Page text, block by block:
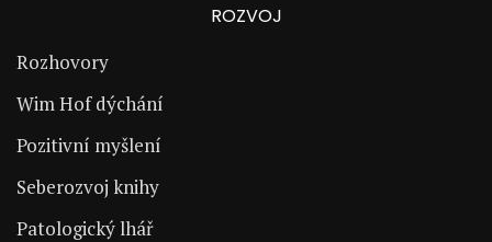
ROZVOJ
Rozhovory
Wim Hof dýchání
Pozitivní myšlení
Seberozvoj knihy
Patologický lhář